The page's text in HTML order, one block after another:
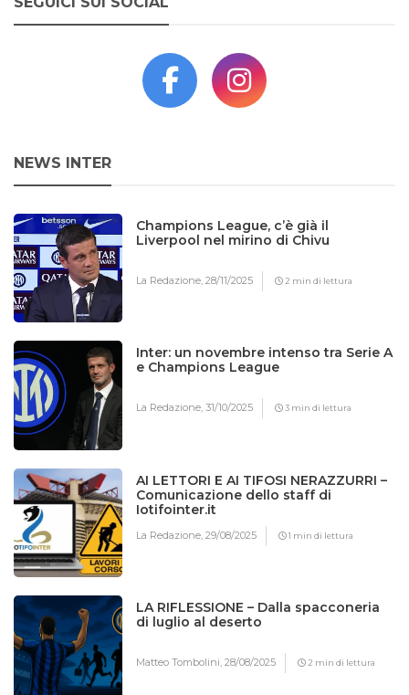
NEWS INTER
Champions League, c’è già il
Liverpool nel mirino di Chivu
La Redazione,28/11/2025 2 min di lettura
Inter: un novembre intenso tra Serie A
e Champions League
La Redazione,31/10/2025 3 min di lettura
AI LETTORI E AI TIFOSI NERAZZURRI –
Comunicazione dello staff di
Iotifointer.it
La Redazione,29/08/2025 1 min di lettura
LA RIFLESSIONE – Dalla spacconeria
di luglio al deserto
Matteo Tombolini,28/08/2025 2 min di lettura